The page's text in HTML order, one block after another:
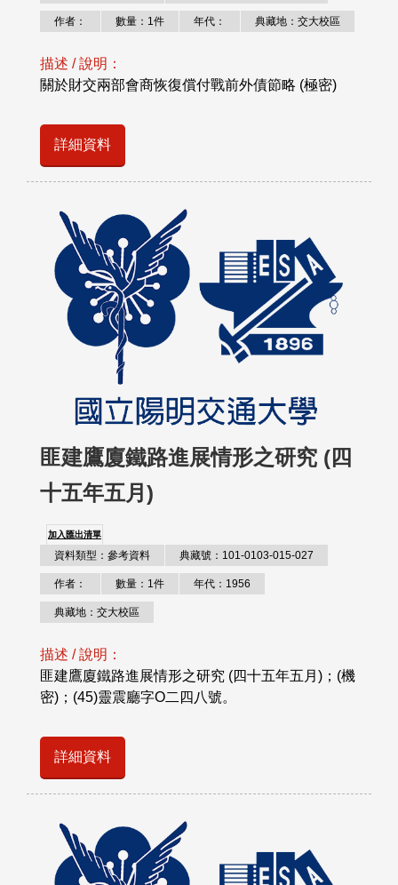
作者： 數量：1件 年代： 典藏地：交大校區
描述 / 說明：
關於財交兩部會商恢復償付戰前外債節略 (極密)
詳細資料
匪建鷹廈鐵路進展情形之研究 (四
十五年五月)
加入匯出清單
資料類型：參考資料 典藏號：101-0103-015-027
作者： 數量：1件 年代：1956
典藏地：交大校區
描述 / 說明：
匪建鷹廈鐵路進展情形之研究 (四十五年五月)；(機
密)；(45)靈震廳字O二四八號。
詳細資料